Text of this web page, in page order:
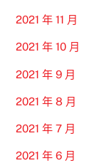
2021 年 11 月
2021 年 10 月
2021 年 9 月
2021 年 8 月
2021 年 7 月
2021 年 6 月